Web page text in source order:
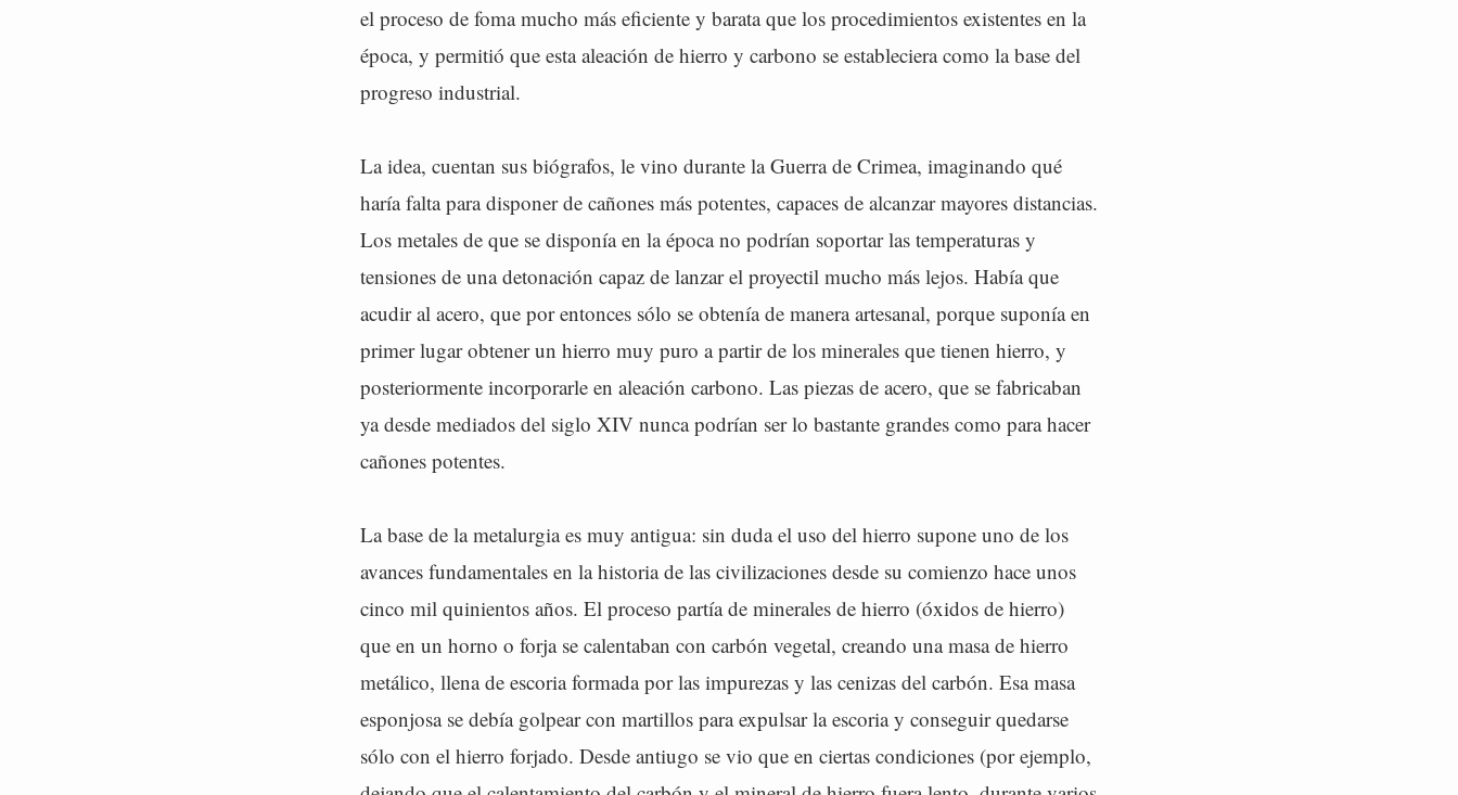
el proceso de foma mucho más eficiente y barata que los procedimientos existentes en la
época, y permitió que esta aleación de hierro y carbono se estableciera como la base del
progreso industrial.
La idea, cuentan sus biógrafos, le vino durante la Guerra de Crimea, imaginando qué
haría falta para disponer de cañones más potentes, capaces de alcanzar mayores distancias.
Los metales de que se disponía en la época no podrían soportar las temperaturas y
tensiones de una detonación capaz de lanzar el proyectil mucho más lejos. Había que
acudir al acero, que por entonces sólo se obtenía de manera artesanal, porque suponía en
primer lugar obtener un hierro muy puro a partir de los minerales que tienen hierro, y
posteriormente incorporarle en aleación carbono. Las piezas de acero, que se fabricaban
ya desde mediados del siglo XIV nunca podrían ser lo bastante grandes como para hacer
cañones potentes.
La base de la metalurgia es muy antigua: sin duda el uso del hierro supone uno de los
avances fundamentales en la historia de las civilizaciones desde su comienzo hace unos
cinco mil quinientos años. El proceso partía de minerales de hierro (óxidos de hierro)
que en un horno o forja se calentaban con carbón vegetal, creando una masa de hierro
metálico, llena de escoria formada por las impurezas y las cenizas del carbón. Esa masa
esponjosa se debía golpear con martillos para expulsar la escoria y conseguir quedarse
sólo con el hierro forjado. Desde antiugo se vio que en ciertas condiciones (por ejemplo,